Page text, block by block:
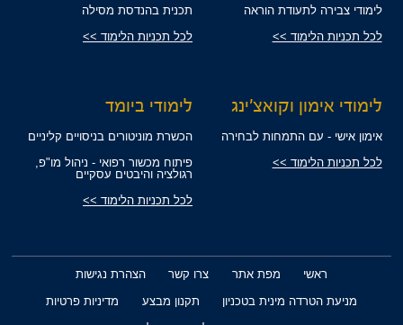
לימודי צבירה לתעודת הוראה
לכל תכניות הלימוד >>
תכנית בהנדסת מסילה
לכל תכניות הלימוד >>
לימודי אימון וקואצ'ינג
אימון אישי - עם התמחות לבחירה
לכל תכניות הלימוד >>
לימודי ביומד
הכשרת מוניטורים בניסויים קליניים
פיתוח מכשור רפואי - ניהול מו"פ,
רגולציה והיבטים עסקיים
לכל תכניות הלימוד >>
ראשי מפת אתר צרו קשר
הצהרת נגישות
מניעת הטרדה מינית בטכניון
תקנון מבצע
מדיניות פרטיות